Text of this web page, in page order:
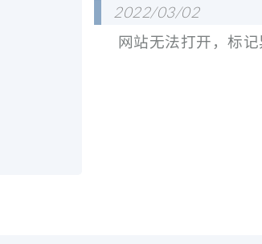
2022/03/02
网站无法打开，标